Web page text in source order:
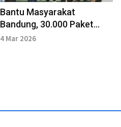
Bantu Masyarakat
Bandung, 30.000 Paket
Sembako Disalurkan
4 Mar 2026